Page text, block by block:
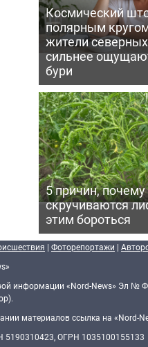
Космический
полярным
жители
сильнее
бури
5 причин,
скручиваются
этим бороться
| Фоторепортажи |
информации «Nord-News» Эл №
материалов ссылка на «Nord-
ОГРН 1035100155133